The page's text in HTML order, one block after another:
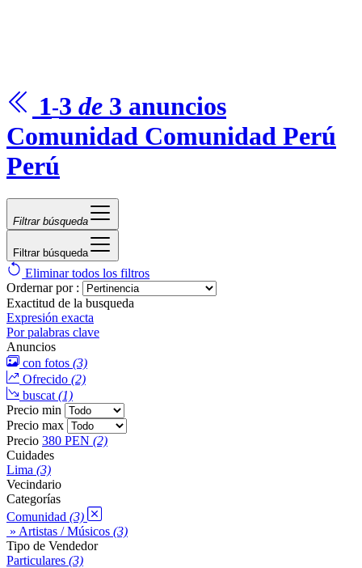
1-3 de 3 anuncios
Comunidad Comunidad Perú
Perú
Filtrar búsqueda
Filtrar búsqueda
Eliminar todos los filtros
Ordernar por :
Exactitud de la busqueda
Expresión exacta
Por palabras clave
Anuncios
con fotos (3)
Ofrecido (2)
buscat (1)
Precio min
Precio max
Precio 380 PEN (2)
Cuidades
Lima (3)
Vecindario
Categorías
Comunidad (3)
» Artistas / Músicos (3)
Tipo de Vendedor
Particulares (3)